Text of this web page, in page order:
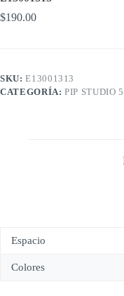
$190.00
SKU:E13001313
CATEGORÍA:PIP STUDIO 5
Espacio
Colores